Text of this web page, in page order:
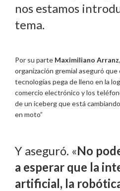
nos estamos
tema.
Por su parte Maximiliano Arranz
organización gremial aseguró
tecnologías pega de lleno en la
comercio electrónico y los
de un iceberg que está
en moto”
Y aseguró. «No
a esperar que la
artificial, la